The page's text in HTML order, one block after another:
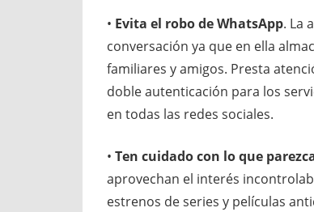
• Evita el robo de WhatsApp. La
conversación ya que en ella
familiares y amigos. Presta
doble autenticación para los
en todas las redes sociales.
• Ten cuidado con lo que
aprovechan el interés
estrenos de series y películas